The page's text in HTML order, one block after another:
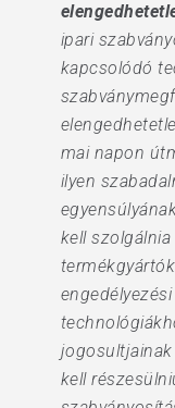
ipari
kapcsolódó
mai napon
ilyen
kell szolgálnia
kell